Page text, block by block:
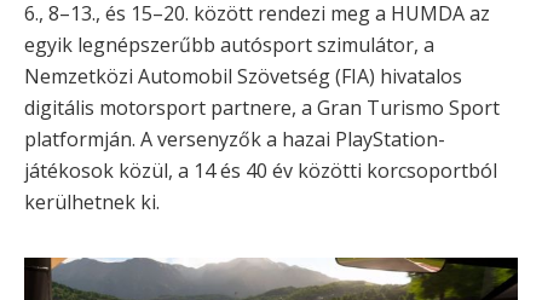
6., 8–13., és 15–20. között rendezi meg a HUMDA az
egyik legnépszerűbb autósport szimulátor, a
Nemzetközi Automobil Szövetség (FIA) hivatalos
digitális motorsport partnere, a Gran Turismo Sport
platformján. A versenyzők a hazai PlayStation-
játékosok közül, a 14 és 40 év közötti korcsoportból
kerülhetnek ki.